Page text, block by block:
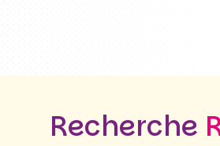
Recherche